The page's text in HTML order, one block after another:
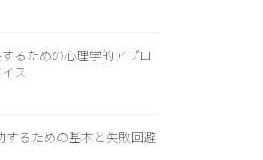
るための心理学的アプロ
ス
するための基本と失敗回避